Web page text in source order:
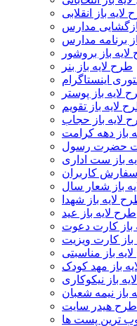
لایه باز انقلابی
مدارس
برنامه مدارس
باز بروشور
طرح لایه باز بنر
اینستاگرام
لایه باز پوستر
لایه باز تقویم
لایه باز حجاب
باز دهه کرامت
حضرت رسول
باز ست اداری
سفارش کاربران
باز شعار سال
لایه باز شهدا
طرح لایه باز عید
باز کارت دعوت
باز کارت ویزیت
باز مناسبتی
باز مهد کودک
باز نیکوکاری
باز نیمه شعبان
ترین پست ها